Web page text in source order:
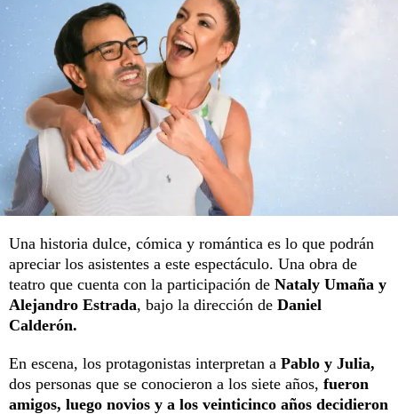
Una historia dulce, cómica y romántica es lo que podrán
apreciar los asistentes a este espectáculo. Una obra de
teatro que cuenta con la participación de Nataly Umaña y
Alejandro Estrada, bajo la dirección de Daniel
Calderón.
En escena, los protagonistas interpretan a Pablo y Julia,
dos personas que se conocieron a los siete años, fueron
amigos, luego novios y a los veinticinco años decidieron